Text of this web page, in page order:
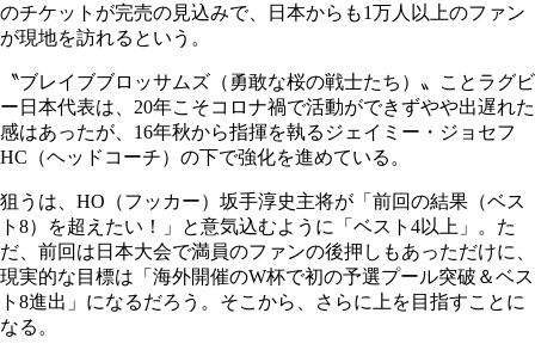
のチケットが完売の見込みで、日本からも1万人以上のファン
が現地を訪れるという。
〝ブレイブブロッサムズ（勇敢な桜の戦士たち）〟ことラグビ
ー日本代表は、20年こそコロナ禍で活動ができずやや出遅れた
感はあったが、16年秋から指揮を執るジェイミー・ジョセフ
HC（ヘッドコーチ）の下で強化を進めている。
狙うは、HO（フッカー）坂手淳史主将が「前回の結果（ベス
ト8）を超えたい！」と意気込むように「ベスト4以上」。た
だ、前回は日本大会で満員のファンの後押しもあっただけに、
現実的な目標は「海外開催のW杯で初の予選プール突破＆ベス
ト8進出」になるだろう。そこから、さらに上を目指すことに
なる。